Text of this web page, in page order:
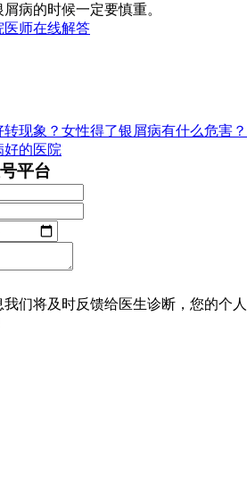
病的时候一定要慎重。
医师在线解答
转现象？女性得了银屑病有什么危害？
好的医院
平台
们将及时反馈给医生诊断，您的个人